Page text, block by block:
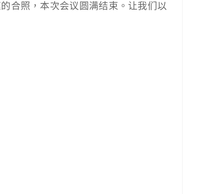
合照，本次会议圆满结束。让我们以